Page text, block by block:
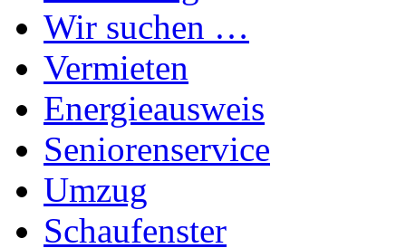
Wir suchen …
Vermieten
Energieausweis
Seniorenservice
Umzug
Schaufenster